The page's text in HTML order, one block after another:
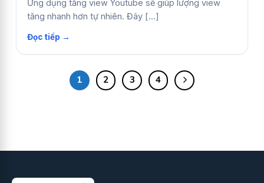
Ứng dụng tăng view Youtube sẽ giúp lượng view
tăng nhanh hơn tự nhiên. Đây [...]
1 2 3 4